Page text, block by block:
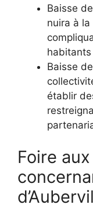
Baisse
nuira à
Baisse
établir
Foire